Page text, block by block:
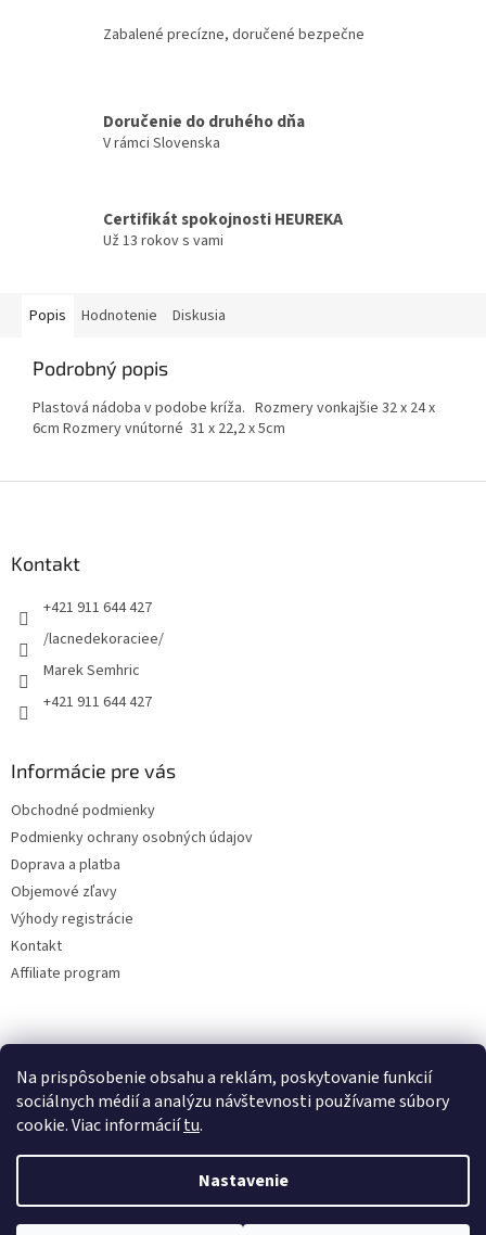
Na prispôsobenie obsahu a reklám, poskytovanie funkcií
sociálnych médií a analýzu návštevnosti používame súbory
cookie. Viac informáciítu.
Nastavenie
Zabalené precízne, doručené bezpečne
Doručenie do druhého dňa
V rámci Slovenska
Certifikát spokojnosti HEUREKA
Už 13 rokov s vami
Popis Hodnotenie Diskusia
Podrobný popis
Plastová nádoba v podobe kríža. Rozmery vonkajšie 32 x 24 x
6cm Rozmery vnútorné 31 x 22,2 x 5cm
Kontakt
+421 911 644 427
/lacnedekoraciee/
Marek Semhric
+421 911 644 427
Informácie pre vás
Obchodné podmienky
Podmienky ochrany osobných údajov
Doprava a platba
Objemové zľavy
Výhody registrácie
Kontakt
Affiliate program
Copyright 2026lacne-dekoracie.sk. Všetky práva vyhradené.